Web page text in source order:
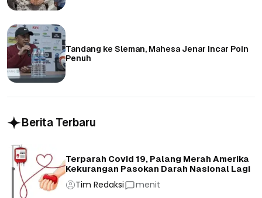
Tandang ke Sleman, Mahesa Jenar Incar Poin
Penuh
Berita Terbaru
Terparah Covid 19, Palang Merah Amerika
Kekurangan Pasokan Darah Nasional Lagi
Tim Redaksi menit